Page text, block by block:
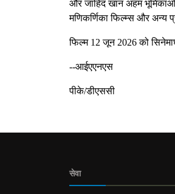
और जाहिद खान अहम भूमिकाओं
मणिकर्णिका फिल्म्स और अन्य
फिल्म 12 जून 2026 को
--आईएएनएस
पीके/डीएससी
सेवा